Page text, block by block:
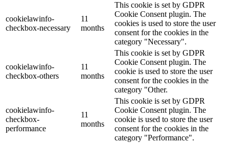
cookielawinfo-
checkbox-necessary
11
months
This cookie is set by GDPR
Cookie Consent plugin. The
cookies is used to store the user
consent for the cookies in the
category "Necessary".
cookielawinfo-
checkbox-others
11
months
This cookie is set by GDPR
Cookie Consent plugin. The
cookie is used to store the user
consent for the cookies in the
category "Other.
cookielawinfo-
checkbox-
performance
11
months
This cookie is set by GDPR
Cookie Consent plugin. The
cookie is used to store the user
consent for the cookies in the
category "Performance".